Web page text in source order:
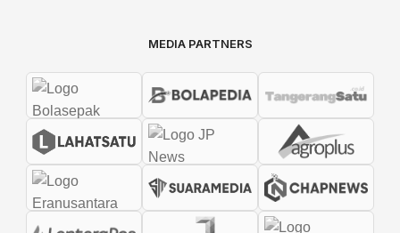
MEDIA PARTNERS